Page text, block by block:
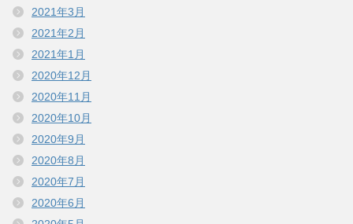
2021年3月
2021年2月
2021年1月
2020年12月
2020年11月
2020年10月
2020年9月
2020年8月
2020年7月
2020年6月